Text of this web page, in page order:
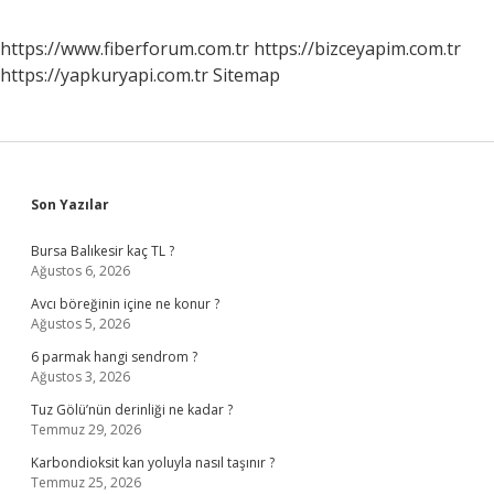
https://www.fiberforum.com.tr https://bizceyapim.com.tr
https://yapkuryapi.com.trSitemap
Sidebar
Son Yazılar
Bursa Balıkesir kaç TL ?
Ağustos 6, 2026
Avcı böreğinin içine ne konur ?
Ağustos 5, 2026
6 parmak hangi sendrom ?
Ağustos 3, 2026
Tuz Gölü’nün derinliği ne kadar ?
Temmuz 29, 2026
Karbondioksit kan yoluyla nasıl taşınır ?
Temmuz 25, 2026